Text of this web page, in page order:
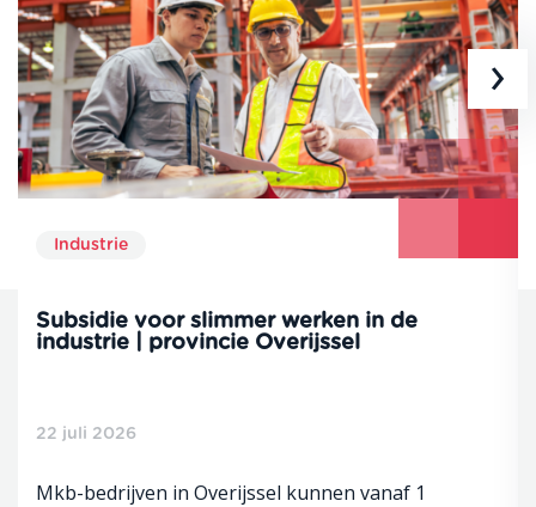
Industrie
Subsidie voor slimmer werken in de
industrie | provincie Overijssel
22 juli 2026
Mkb-bedrijven in Overijssel kunnen vanaf 1
›